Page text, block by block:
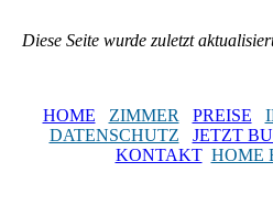
Diese Seite wurde zuletzt
HOME ZIMMER PREISE
DATENSCHUTZ
JETZT
KONTAKT HOME